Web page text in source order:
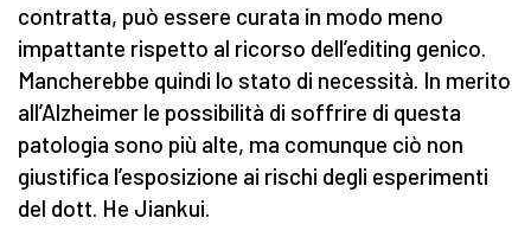
contratta, può essere curata in modo meno
impattante rispetto al ricorso dell’editing genico.
Mancherebbe quindi lo stato di necessità. In merito
all’Alzheimer le possibilità di soffrire di questa
patologia sono più alte, ma comunque ciò non
giustifica l’esposizione ai rischi degli esperimenti
del dott. He Jiankui.